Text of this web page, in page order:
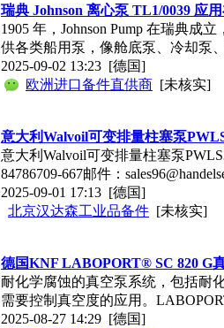
瑞典 Johnson 离心泵 TL1/0039 应
1905 年，Johnson Pump 在瑞典成
供各类船用泵，像舱底泵、冷却泵
2025-09-02 13:23 [德国]
欧洲进口备件直供商 [未核实]
意大利Walvoil可变排量柱塞泵
意大利Walvoil可变排量柱塞泵
84786709-667邮件：
2025-09-01 17:13 [德国]
北京汉达森工业品备件 [未核实]
德国KNF LABOPORT® SC 820 G
耐化学腐蚀的真空泵系统，包括耐
需要控制真空度的应用。
2025-08-27 14:29 [德国]